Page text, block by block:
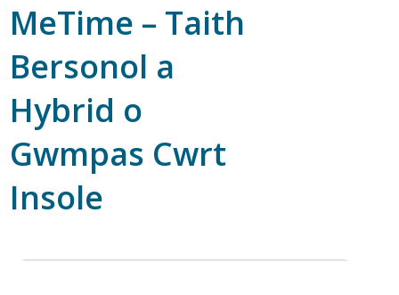
MeTime – Taith
Bersonol a
Hybrid o
Gwmpas Cwrt
Insole